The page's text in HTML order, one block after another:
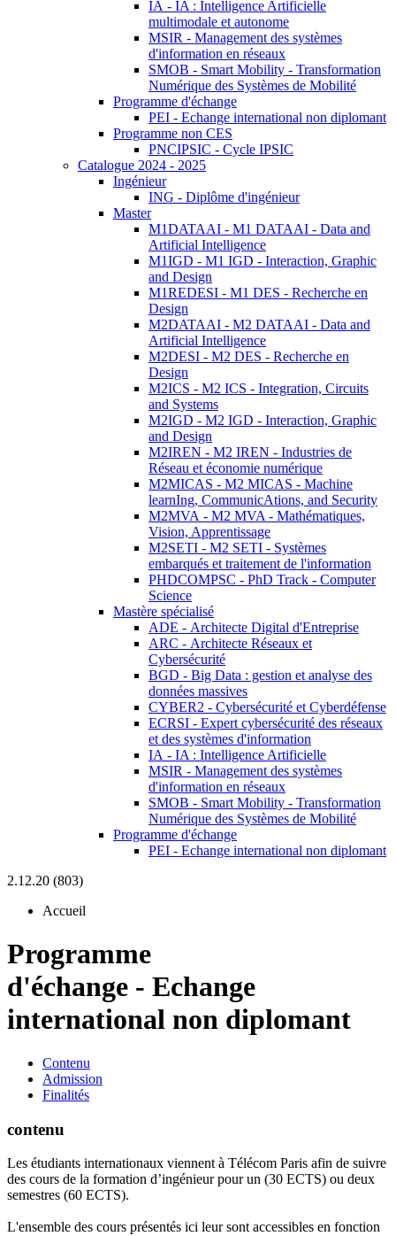
IA - IA : Intelligence Artificielle
multimodale et autonome
MSIR - Management des systèmes
d'information en réseaux
SMOB - Smart Mobility - Transformation
Numérique des Systèmes de Mobilité
Programme d'échange
PEI - Echange international non diplomant
Programme non CES
PNCIPSIC - Cycle IPSIC
Catalogue 2024 - 2025
Ingénieur
ING - Diplôme d'ingénieur
Master
M1DATAAI - M1 DATAAI - Data and
Artificial Intelligence
M1IGD - M1 IGD - Interaction, Graphic
and Design
M1REDESI - M1 DES - Recherche en
Design
M2DATAAI - M2 DATAAI - Data and
Artificial Intelligence
M2DESI - M2 DES - Recherche en
Design
M2ICS - M2 ICS - Integration, Circuits
and Systems
M2IGD - M2 IGD - Interaction, Graphic
and Design
M2IREN - M2 IREN - Industries de
Réseau et économie numérique
M2MICAS - M2 MICAS - Machine
learnIng, CommunicAtions, and Security
M2MVA - M2 MVA - Mathématiques,
Vision, Apprentissage
M2SETI - M2 SETI - Systèmes
embarqués et traitement de l'information
PHDCOMPSC - PhD Track - Computer
Science
Mastère spécialisé
ADE - Architecte Digital d'Entreprise
ARC - Architecte Réseaux et
Cybersécurité
BGD - Big Data : gestion et analyse des
données massives
CYBER2 - Cybersécurité et Cyberdéfense
ECRSI - Expert cybersécurité des réseaux
et des systèmes d'information
IA - IA : Intelligence Artificielle
MSIR - Management des systèmes
d'information en réseaux
SMOB - Smart Mobility - Transformation
Numérique des Systèmes de Mobilité
Programme d'échange
PEI - Echange international non diplomant
2.12.20 (803)
Accueil
Programme
d'échange - Echange
international non diplomant
Contenu
Admission
Finalités
contenu
Les étudiants internationaux viennent à Télécom Paris afin de suivre
des cours de la formation d’ingénieur pour un (30 ECTS) ou deux
semestres (60 ECTS).
L'ensemble des cours présentés ici leur sont accessibles en fonction